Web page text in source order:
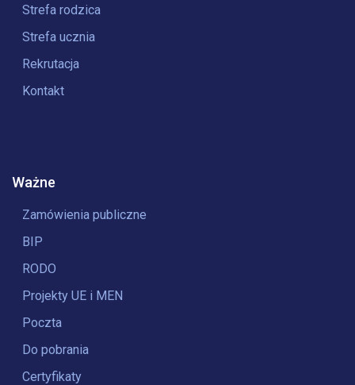
Strefa rodzica
Strefa ucznia
Rekrutacja
Kontakt
Ważne
Zamówienia publiczne
BIP
RODO
Projekty UE i MEN
Poczta
Do pobrania
Certyfikaty